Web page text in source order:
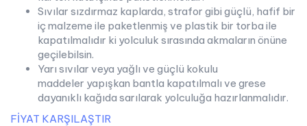
Sıvılar sızdırmaz kaplarda, strafor gibi güçlü, hafif bir
iç malzeme ile paketlenmiş ve plastik bir torba ile
kapatılmalıdır ki yolculuk sırasında akmaların önüne
geçilebilsin.
Yarı sıvılar veya yağlı ve güçlü kokulu
maddeler yapışkan bantla kapatılmalı ve grese
dayanıklı kağıda sarılarak yolculuğa hazırlanmalıdır.
FİYAT KARŞILAŞTIR